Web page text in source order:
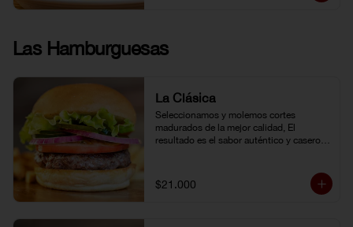
Las Hamburguesas
La Clásica
Seleccionamos y molemos cortes
madurados de la mejor calidad, El
resultado es el sabor auténtico y casero
usted elija. Armela como quiera.
$21.000